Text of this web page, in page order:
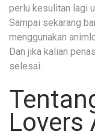
perlu kesulitan lagi
Sampai sekarang
menggunakan
Dan jika kalian
selesai.
Lovers